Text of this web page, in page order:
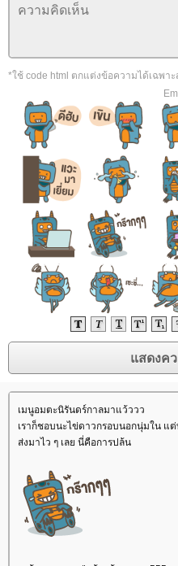
*ใช้ code html ตกแต่งข้อความได้เฉพา
เมนูอมตะนิรันดร์กาลมาแว้ววว
เราก็ชอบนะไข่ดาวกรอบนอกนุ่มใน แ
ส่งมาไว ๆ เลย นี่คือการปล้น